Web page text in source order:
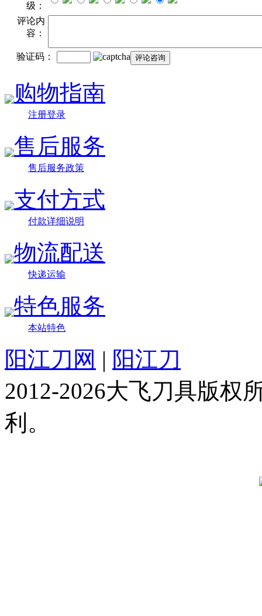
级：
评论内
容：
验证码：
购物指南
注册登录
售后服务
售后服务政策
支付方式
付款详细说明
物流配送
快递运输
特色服务
本站特色
阳江刀网 | 阳江刀
2012-2026大飞刀具版权
利。